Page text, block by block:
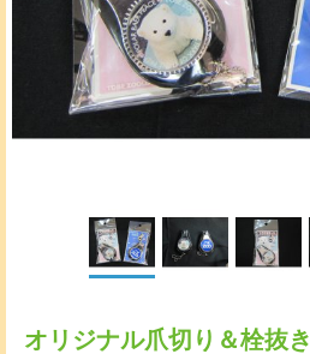
オリジナル爪切り＆栓抜き